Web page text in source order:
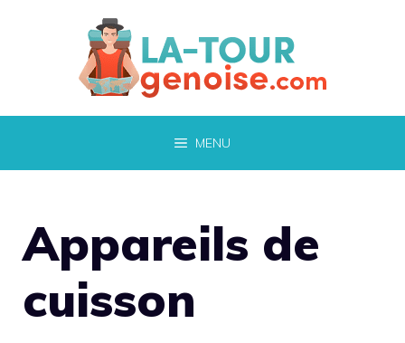
MENU
Appareils de
cuisson